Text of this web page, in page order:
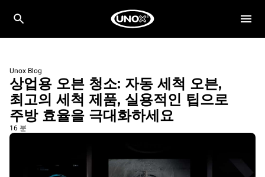
Unox Blog
상업용 오븐 청소: 자동 세척 오븐,
최고의 세척 제품, 실용적인 팁으로
주방 효율을 극대화하세요
16 분